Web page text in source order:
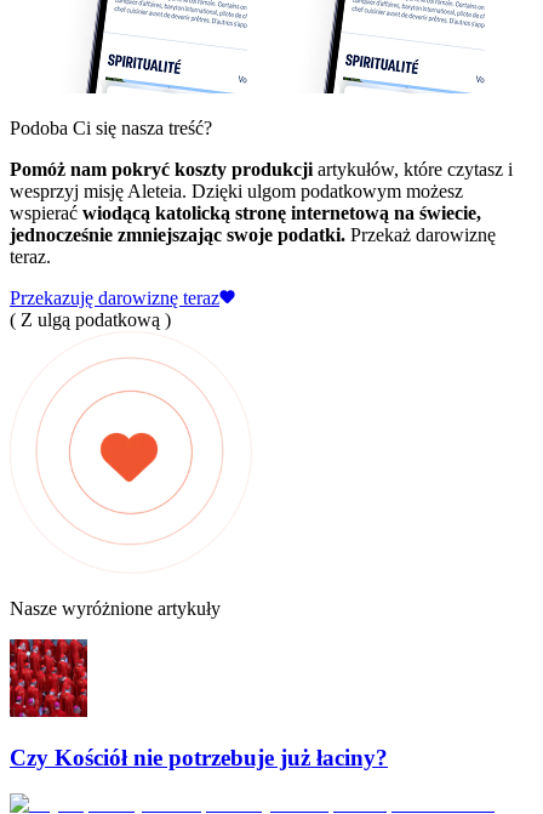
Podoba Ci się nasza treść?
Pomóż nam pokryć koszty produkcji artykułów, które czytasz i
wesprzyj misję Aleteia. Dzięki ulgom podatkowym możesz
wspierać wiodącą katolicką stronę internetową na świecie,
jednocześnie zmniejszając swoje podatki. Przekaż darowiznę
teraz.
Przekazuję darowiznę teraz
( Z ulgą podatkową )
Nasze wyróżnione artykuły
Czy Kościół nie potrzebuje już łaciny?